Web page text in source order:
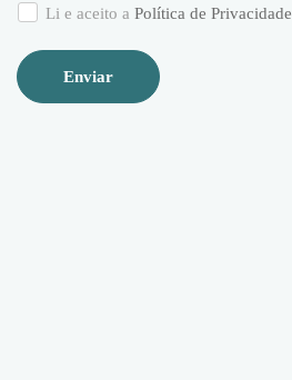
Li e aceito a Política de Privacidade